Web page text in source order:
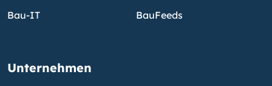
Bau-IT
BauFeeds
Unternehmen